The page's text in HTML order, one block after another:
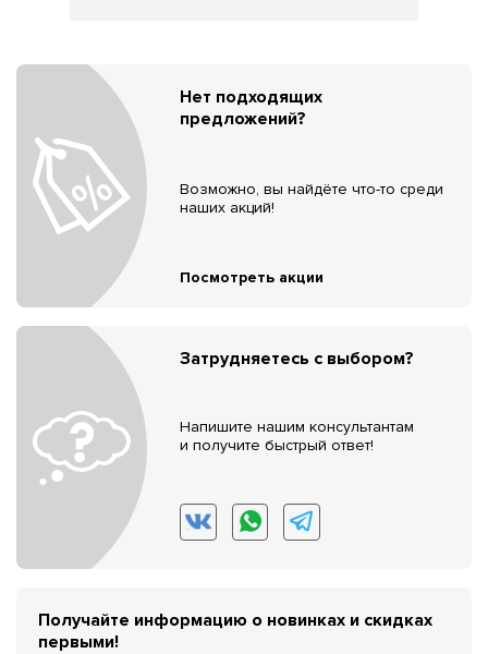
Нет подходящих
предложений?
Возможно, вы найдёте что-то среди
наших акций!
Посмотреть акции
Затрудняетесь с выбором?
Напишите нашим консультантам
и получите быстрый ответ!
Получайте информацию о новинках и скидках
первыми!